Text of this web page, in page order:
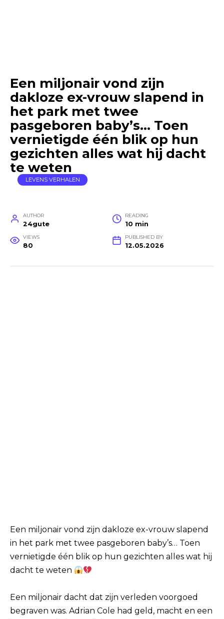
Een miljonair vond zijn
dakloze ex-vrouw slapend in
het park met twee
pasgeboren baby’s… Toen
vernietigde één blik op hun
gezichten alles wat hij dacht
te weten
LEVENS VERHALEN
AUTHOR
24gute
READING
10 min
VIEWS
80
PUBLISHED BY
12.05.2026
Een miljonair vond zijn dakloze ex-vrouw slapend
in het park met twee pasgeboren baby’s… Toen
vernietigde één blik op hun gezichten alles wat hij
dacht te weten
Een miljonair dacht dat zijn verleden voorgoed
begraven was. Adrian Cole had geld, macht en een